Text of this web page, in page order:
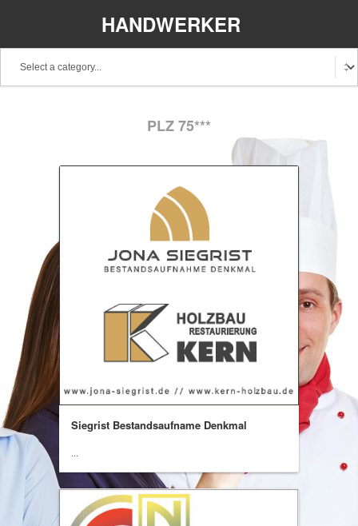
HANDWERKER
PLZ 75***
Siegrist Bestandsaufname Denkmal
...